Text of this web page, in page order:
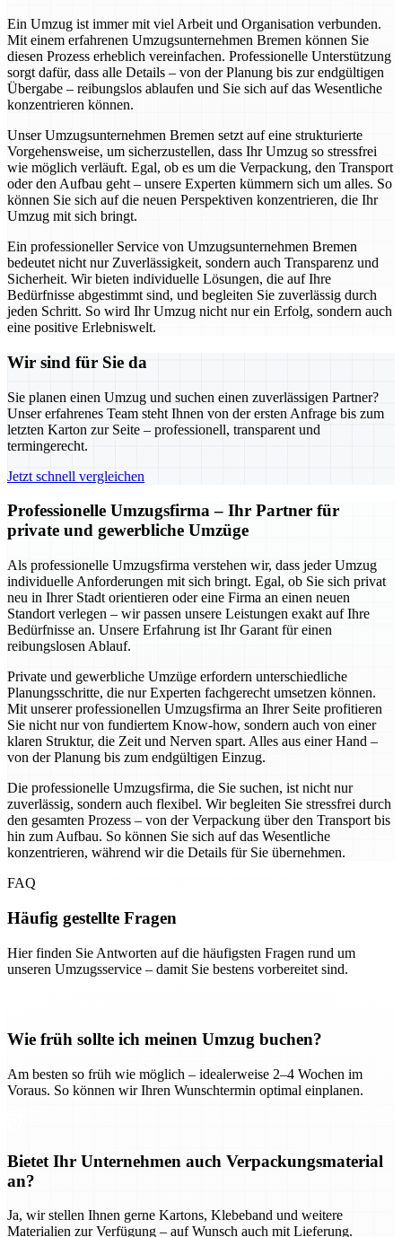
Ein Umzug ist immer mit viel Arbeit und Organisation verbunden.
Mit einem erfahrenen Umzugsunternehmen Bremen können Sie
diesen Prozess erheblich vereinfachen. Professionelle Unterstützung
sorgt dafür, dass alle Details – von der Planung bis zur endgültigen
Übergabe – reibungslos ablaufen und Sie sich auf das Wesentliche
konzentrieren können.
Unser Umzugsunternehmen Bremen setzt auf eine strukturierte
Vorgehensweise, um sicherzustellen, dass Ihr Umzug so stressfrei
wie möglich verläuft. Egal, ob es um die Verpackung, den Transport
oder den Aufbau geht – unsere Experten kümmern sich um alles. So
können Sie sich auf die neuen Perspektiven konzentrieren, die Ihr
Umzug mit sich bringt.
Ein professioneller Service von Umzugsunternehmen Bremen
bedeutet nicht nur Zuverlässigkeit, sondern auch Transparenz und
Sicherheit. Wir bieten individuelle Lösungen, die auf Ihre
Bedürfnisse abgestimmt sind, und begleiten Sie zuverlässig durch
jeden Schritt. So wird Ihr Umzug nicht nur ein Erfolg, sondern auch
eine positive Erlebniswelt.
Wir sind für Sie da
Sie planen einen Umzug und suchen einen zuverlässigen Partner?
Unser erfahrenes Team steht Ihnen von der ersten Anfrage bis zum
letzten Karton zur Seite – professionell, transparent und
termingerecht.
Jetzt schnell vergleichen
Professionelle Umzugsfirma – Ihr Partner für
private und gewerbliche Umzüge
Als professionelle Umzugsfirma verstehen wir, dass jeder Umzug
individuelle Anforderungen mit sich bringt. Egal, ob Sie sich privat
neu in Ihrer Stadt orientieren oder eine Firma an einen neuen
Standort verlegen – wir passen unsere Leistungen exakt auf Ihre
Bedürfnisse an. Unsere Erfahrung ist Ihr Garant für einen
reibungslosen Ablauf.
Private und gewerbliche Umzüge erfordern unterschiedliche
Planungsschritte, die nur Experten fachgerecht umsetzen können.
Mit unserer professionellen Umzugsfirma an Ihrer Seite profitieren
Sie nicht nur von fundiertem Know-how, sondern auch von einer
klaren Struktur, die Zeit und Nerven spart. Alles aus einer Hand –
von der Planung bis zum endgültigen Einzug.
Die professionelle Umzugsfirma, die Sie suchen, ist nicht nur
zuverlässig, sondern auch flexibel. Wir begleiten Sie stressfrei durch
den gesamten Prozess – von der Verpackung über den Transport bis
hin zum Aufbau. So können Sie sich auf das Wesentliche
konzentrieren, während wir die Details für Sie übernehmen.
FAQ
Häufig gestellte Fragen
Hier finden Sie Antworten auf die häufigsten Fragen rund um
unseren Umzugsservice – damit Sie bestens vorbereitet sind.
Wie früh sollte ich meinen Umzug buchen?
Am besten so früh wie möglich – idealerweise 2–4 Wochen im
Voraus. So können wir Ihren Wunschtermin optimal einplanen.
Bietet Ihr Unternehmen auch Verpackungsmaterial
an?
Ja, wir stellen Ihnen gerne Kartons, Klebeband und weitere
Materialien zur Verfügung – auf Wunsch auch mit Lieferung.